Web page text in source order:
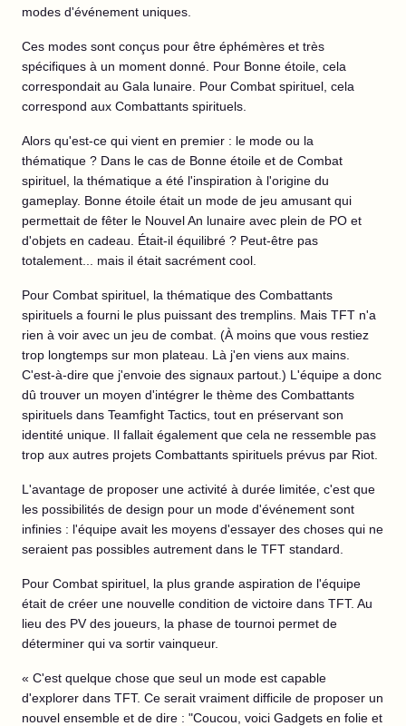
modes d'événement uniques.
Ces modes sont conçus pour être éphémères et très
spécifiques à un moment donné. Pour Bonne étoile, cela
correspondait au Gala lunaire. Pour Combat spirituel, cela
correspond aux Combattants spirituels.
Alors qu'est-ce qui vient en premier : le mode ou la
thématique ? Dans le cas de Bonne étoile et de Combat
spirituel, la thématique a été l'inspiration à l'origine du
gameplay. Bonne étoile était un mode de jeu amusant qui
permettait de fêter le Nouvel An lunaire avec plein de PO et
d'objets en cadeau. Était-il équilibré ? Peut-être pas
totalement... mais il était sacrément cool.
Pour Combat spirituel, la thématique des Combattants
spirituels a fourni le plus puissant des tremplins. Mais TFT n'a
rien à voir avec un jeu de combat. (À moins que vous restiez
trop longtemps sur mon plateau. Là j'en viens aux mains.
C'est-à-dire que j'envoie des signaux partout.) L'équipe a donc
dû trouver un moyen d'intégrer le thème des Combattants
spirituels dans Teamfight Tactics, tout en préservant son
identité unique. Il fallait également que cela ne ressemble pas
trop aux autres projets Combattants spirituels prévus par Riot.
L'avantage de proposer une activité à durée limitée, c'est que
les possibilités de design pour un mode d'événement sont
infinies : l'équipe avait les moyens d'essayer des choses qui ne
seraient pas possibles autrement dans le TFT standard.
Pour Combat spirituel, la plus grande aspiration de l'équipe
était de créer une nouvelle condition de victoire dans TFT. Au
lieu des PV des joueurs, la phase de tournoi permet de
déterminer qui va sortir vainqueur.
« C'est quelque chose que seul un mode est capable
d'explorer dans TFT. Ce serait vraiment difficile de proposer un
nouvel ensemble et de dire : "Coucou, voici Gadgets en folie et